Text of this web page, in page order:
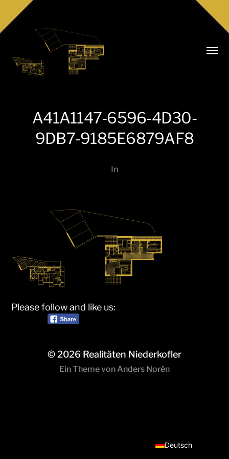
Realitäten
Niederkofler
Menü
A41A1147-6596-4D30-
9DB7-9185E6879AF8
In
Please follow and like us:
© 2026 Realitäten Niederkofler
Ein Theme von Anders Norén
Deutsch